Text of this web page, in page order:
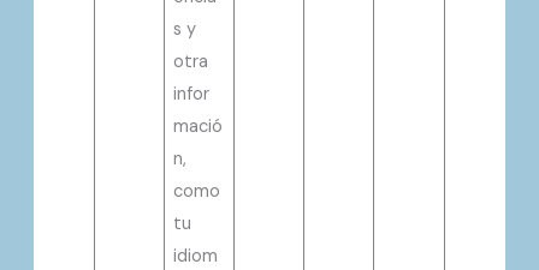
s y
otra
infor
mació
n,
como
tu
idiom